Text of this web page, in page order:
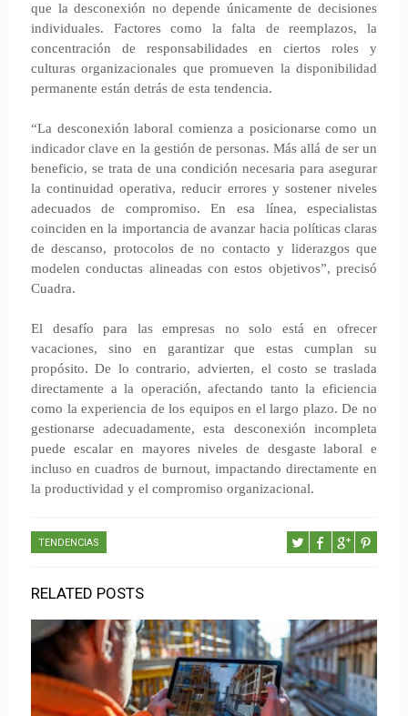
que la desconexión no depende únicamente de decisiones
individuales. Factores como la falta de reemplazos, la
concentración de responsabilidades en ciertos roles y
culturas organizacionales que promueven la disponibilidad
permanente están detrás de esta tendencia.
“La desconexión laboral comienza a posicionarse como un
indicador clave en la gestión de personas. Más allá de ser un
beneficio, se trata de una condición necesaria para asegurar
la continuidad operativa, reducir errores y sostener niveles
adecuados de compromiso. En esa línea, especialistas
coinciden en la importancia de avanzar hacia políticas claras
de descanso, protocolos de no contacto y liderazgos que
modelen conductas alineadas con estos objetivos”, precisó
Cuadra.
El desafío para las empresas no solo está en ofrecer
vacaciones, sino en garantizar que estas cumplan su
propósito. De lo contrario, advierten, el costo se traslada
directamente a la operación, afectando tanto la eficiencia
como la experiencia de los equipos en el largo plazo. De no
gestionarse adecuadamente, esta desconexión incompleta
puede escalar en mayores niveles de desgaste laboral e
incluso en cuadros de burnout, impactando directamente en
la productividad y el compromiso organizacional.
TENDENCIAS
RELATED POSTS